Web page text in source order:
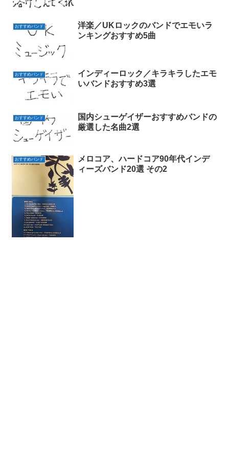
おすすめバンド
洋楽／UKロックのバンドでエモいラ
ンキングおすすめ5曲
おすすめバンド
インディーロック／キラキラしたエモ
いバンドおすすめ3選
おすすめバンド
国内シューゲイザーおすすめバンドの
厳選した名曲2選
おすすめバンド
メロコア、ハードコア90年代インデ
ィーズバンド20選 その2